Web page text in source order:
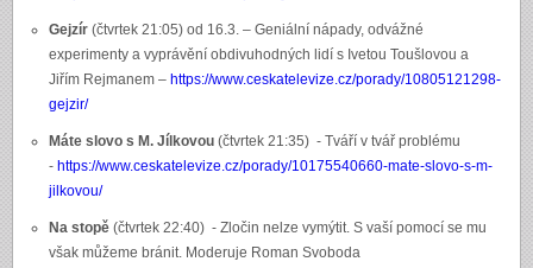
Gejzír (čtvrtek 21:05) od 16.3. – Geniální nápady, odvážné
experimenty a vyprávění obdivuhodných lidí s Ivetou Toušlovou a
Jiřím Rejmanem – https://www.ceskatelevize.cz/porady/10805121298-
gejzir/
Máte slovo s M. Jílkovou (čtvrtek 21:35) - Tváří v tvář problému
- https://www.ceskatelevize.cz/porady/10175540660-mate-slovo-s-m-
jilkovou/
Na stopě (čtvrtek 22:40) - Zločin nelze vymýtit. S vaší pomocí se mu
však můžeme bránit. Moderuje Roman Svoboda